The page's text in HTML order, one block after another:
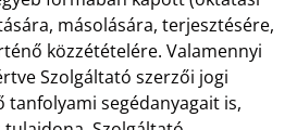
másolására, terjesztésére,
közzétételére. Valamennyi
Szolgáltató szerzői jogi
tanfolyami segédanyagait is,